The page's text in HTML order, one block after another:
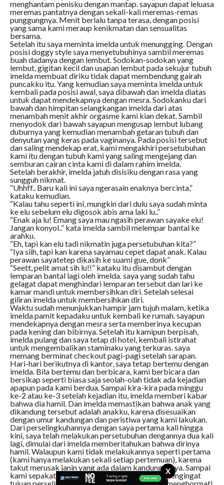
X
menghantam penisku dengan mantap. sayapun dapat leluasa
meremas pantatnya dengan sekali-kali meremas-remas
punggungnya. Menit berlalu tanpa terasa, dengan posisi
yang sama kami meraup kenikmatan dan sensualitas
bersama.
Setelah itu saya meminta imelda untuk menungging. Dengan
posisi doggy style saya menyetubuhinya sambil meremas
buah dadanya dengan lembut. Sodokan-sodokan yang
lembut, gigitan kecil dan usapan lembut pada sekujur tubuh
imelda membuat diriku tidak dapat membendung gairah
puncakku itu. Yang kemudian saya meminta imelda untuk
kembali pada posisi awal, saya dibawah dan imelda diatas
untuk dapat mendekapnya dengan mesra. Sodokanku dari
bawah dan himpitan selangkangan imelda dari atas
menambah menit akhir orgasme kami kian dekat. Sambil
menyodok dari bawah sayapun mengusap lembut lubang
duburnya yang kemudian menambah getaran tubuh dan
denyutan yang keras pada vaginanya. Pada posisi tersebut
dan saling mendekap erat, kami mengakhiri persetubuhan
kami itu dengan tubuh kami yang saling mengejang dan
semburan cairan cinta kami di dalam rahim imelda.
Setelah berakhir, imelda jatuh disisiku dengan rasa yang
sungguh nikmat.
“Uhhff.. Baru kali ini saya ngerasain enaknya bercinta,”
kataku kemudian.
“Kalau tahu seperti ini, mungkin dari dulu saya sudah minta
ke elu sebelum elu digosok abis ama laki lu..”
“Enak aja lu! Emang saya mau ngasih perawan sayake elu!
Jangan konyol..” kata imelda sambil melempar bantal ke
arahku.
“Eh, tapi kan elu tadi nikmatin juga persetubuhan kita?”
“Iya siih, tapi kan karena sayamau cepet dapat anak. Kalau
perawan sayatetep dikasih ke suami gue, donk”
“Seett, pelit amat sih lu!!” kataku itu disambut dengan
lemparan bantal lagi oleh imelda. saya yang sudah tahu
gelagat dapat menghindari lemparan tersebut dan lari ke
kamar mandi untuk membersihkan diri. Setelah selesai
giliran imelda untuk membersihkan diri.
Waktu sudah menunjukkan hampir jam tujuh malam, ketika
imelda pamit kepadaku untuk kembali ke rumah. sayapun
mendekapnya dengan mesra serta memberinya kecupan
pada kening dan bibirnya. Setelah itu kamipun berpisah,
imelda pulang dan saya tetap di hotel, kembali istirahat
untuk mengembalikan staminaku yang terkuras. saya
memang berminat checkout pagi-pagi setelah sarapan.
Hari-hari berikutnya di kantor, saya tetap bertemu dengan
imelda. Bila bertemu dan berbicara, kami berbicara dan
bersikap seperti biasa saja seolah-olah tidak ada kejadian
apapun pada kami berdua. Sampai kira-kira pada minggu
ke-2 atau ke-3 setelah kejadian itu, imelda memberi kabar
bahwa dia hamil. Dan imelda memastikan bahwa anak yang
dikandung tersebut adalah anakku, karena disesuaikan
dengan umur kandungan dan peristiwa yang kami lakukan.
Dari perselingkuhannya dengan saya pertama kali hingga
kini, saya telah melakukan persetubuhan dengannya dua kali
lagi, dimulai dari imelda memberitahukan bahwa dirinya
hamil. Walaupun kami tidak melakukannya seperti pertama
(kami hanya melakukan sekali setiap pertemuan), karena
takut merusak janin yang ada dalam kandungannya. Sampai
kami sepakat untuk tidak melakukannya lagi, mengingat